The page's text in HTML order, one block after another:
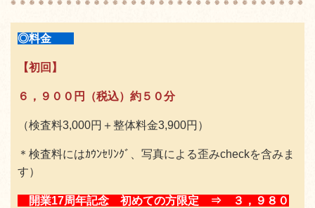
◎料金
【初回】
６，９００円（税込）約５０分
（検査料3,000円＋整体料金3,900円）
＊検査料にはｶｳﾝｾﾘﾝｸﾞ、写真による歪みcheckを含みま
す）
開業17周年記念 初めての方限定
⇒ ３，９８０